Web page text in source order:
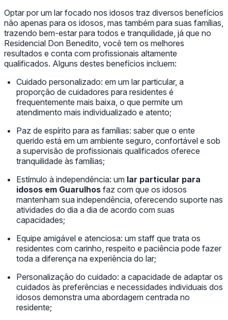
Optar por um lar focado nos idosos traz diversos benefícios
não apenas para os idosos, mas também para suas famílias,
trazendo bem-estar para todos e tranquilidade, já que no
Residencial Don Benedito, você tem os melhores
resultados e conta com profissionais altamente
qualificados. Alguns destes benefícios incluem:
Cuidado personalizado: em um lar particular, a
proporção de cuidadores para residentes é
frequentemente mais baixa, o que permite um
atendimento mais individualizado e atento;
Paz de espírito para as famílias: saber que o ente
querido está em um ambiente seguro, confortável e sob
a supervisão de profissionais qualificados oferece
tranquilidade às famílias;
Estímulo à independência: um lar particular para
idosos em Guarulhos faz com que os idosos
mantenham sua independência, oferecendo suporte nas
atividades do dia a dia de acordo com suas
capacidades;
Equipe amigável e atenciosa: um staff que trata os
residentes com carinho, respeito e paciência pode fazer
toda a diferença na experiência do lar;
Personalização do cuidado: a capacidade de adaptar os
cuidados às preferências e necessidades individuais dos
idosos demonstra uma abordagem centrada no
residente;